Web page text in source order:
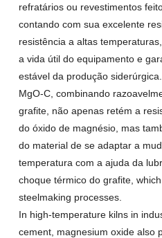
refratários ou revestimentos
contando com sua excelente
resistência a altas
a vida útil do equipamento e
estável da produção
MgO-C, combinando
grafite, não apenas retém a
do óxido de magnésio, mas
do material de se adaptar a
temperatura com a ajuda da
choque térmico do grafite,
steelmaking processes.
In high-temperature kilns in
cement, magnesium oxide also